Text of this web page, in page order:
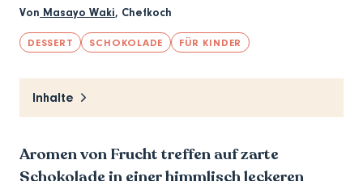
Von Masayo Waki, Chefkoch
DESSERT SCHOKOLADE FÜR KINDER
Inhalte
Aromen von Frucht treffen auf zarte
Schokolade in einer himmlisch leckeren